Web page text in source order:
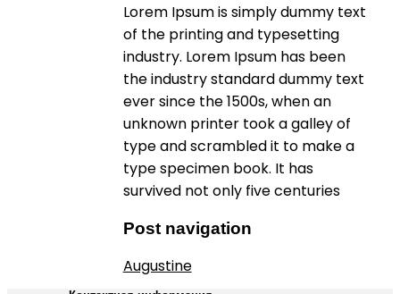
Lorem Ipsum is simply dummy text
of the printing and typesetting
industry. Lorem Ipsum has been
the industry standard dummy text
ever since the 1500s, when an
unknown printer took a galley of
type and scrambled it to make a
type specimen book. It has
survived not only five centuries
Post navigation
Augustine